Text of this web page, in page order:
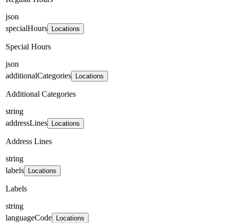
json
specialHours
Locations
Special Hours
json
additionalCategories
Locations
Additional Categories
string
addressLines
Locations
Address Lines
string
labels
Locations
Labels
string
languageCode
Locations